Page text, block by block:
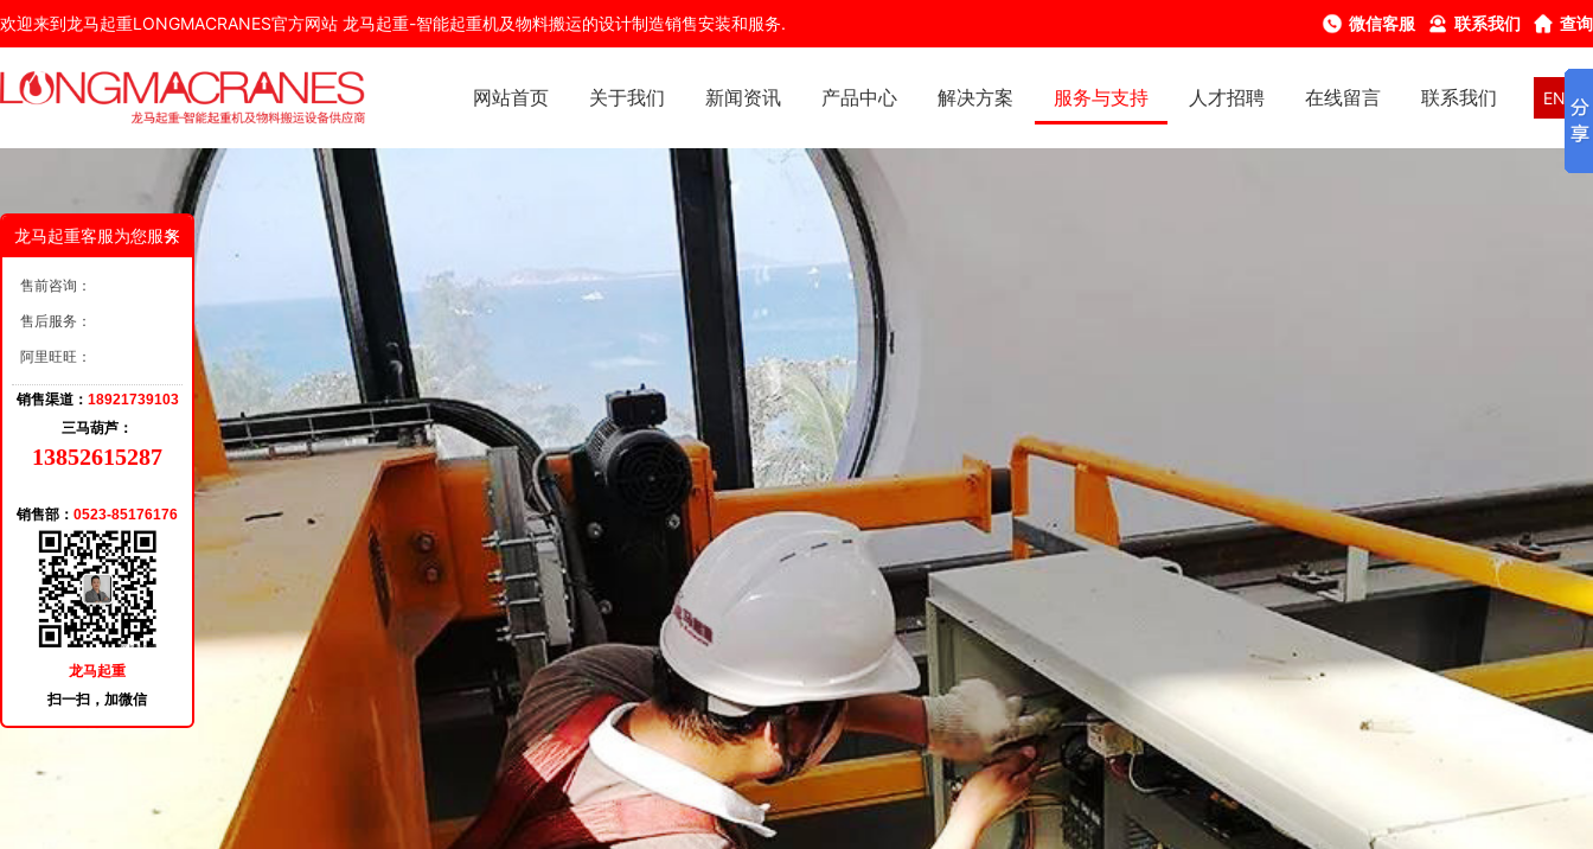
欢迎来到龙马起重LONGMACRANES官方网站 龙马起重-智能起重机及物料搬运的设计制造销售安装和服务. 微信客服 联系我们 查询
EN
网站首页 关于我们 新闻资讯 产品中心 解决方案 服务与支持 人才招聘 在线留言 联系我们
龙马起重客服为您服务
售前咨询：
售后服务：
阿里旺旺：
销售渠道： 18921739103
三马葫芦：
13852615287
销售部： 0523-85176176
龙马起重
扫一扫，加微信